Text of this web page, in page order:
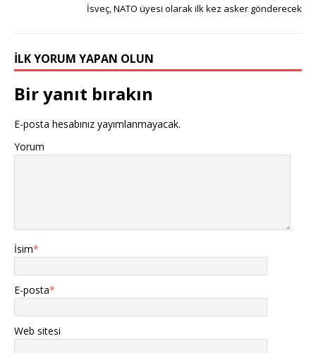
İsveç, NATO üyesi olarak ilk kez asker gönderecek
İLK YORUM YAPAN OLUN
Bir yanıt bırakın
E-posta hesabınız yayımlanmayacak.
Yorum
İsim*
E-posta*
Web sitesi